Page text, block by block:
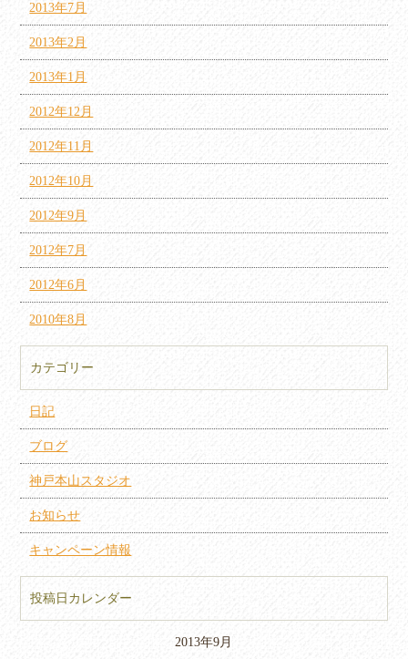
2013年7月
2013年2月
2013年1月
2012年12月
2012年11月
2012年10月
2012年9月
2012年7月
2012年6月
2010年8月
カテゴリー
日記
ブログ
神戸本山スタジオ
お知らせ
キャンペーン情報
投稿日カレンダー
2013年9月